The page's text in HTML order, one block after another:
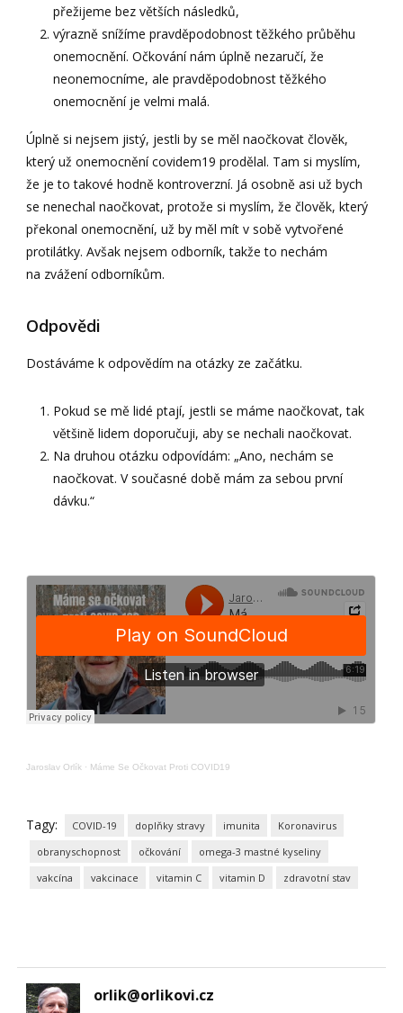
přežijeme bez větších následků,
výrazně snížíme pravděpodobnost těžkého průběhu
onemocnění. Očkování nám úplně nezaručí, že
neonemocníme, ale pravděpodobnost těžkého
onemocnění je velmi malá.
Úplně si nejsem jistý, jestli by se měl naočkovat člověk,
který už onemocnění covidem19 prodělal. Tam si myslím,
že je to takové hodně kontroverzní. Já osobně asi už bych
se nenechal naočkovat, protože si myslím, že člověk, který
překonal onemocnění, už by měl mít v sobě vytvořené
protilátky. Avšak nejsem odborník, takže to nechám
na zvážení odborníkům.
Odpovědi
Dostáváme k odpovědím na otázky ze začátku.
Pokud se mě lidé ptají, jestli se máme naočkovat, tak
většině lidem doporučuji, aby se nechali naočkovat.
Na druhou otázku odpovídám: „Ano, nechám se
naočkovat. V současné době mám za sebou první
dávku.“
Jaroslav Orlík · Máme Se Očkovat Proti COVID19
Tagy: COVID-19 doplňky stravy imunita
Koronavirus
obranyschopnost
očkování
omega-3 mastné kyseliny
vakcína
vakcinace vitamin C vitamin D zdravotní stav
orlik@orlikovi.cz